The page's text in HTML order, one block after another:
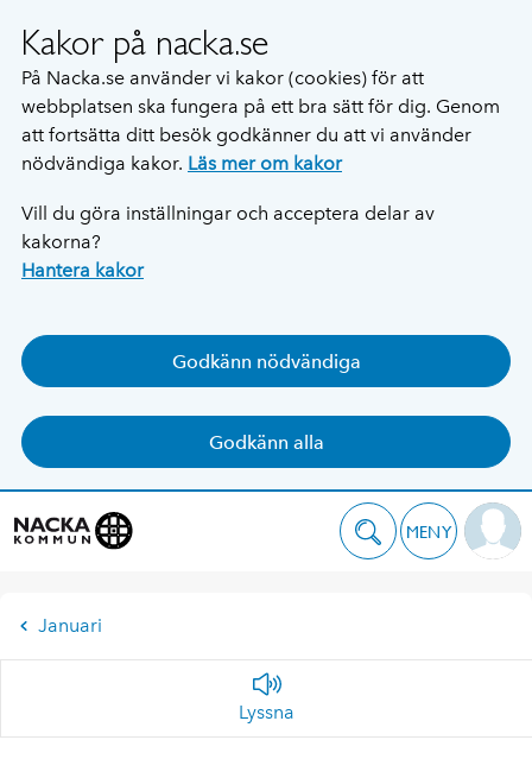
Kakor på nacka.se
På Nacka.se använder vi kakor (cookies) för att
webbplatsen ska fungera på ett bra sätt för dig. Genom
att fortsätta ditt besök godkänner du att vi använder
nödvändiga kakor. Läs mer om kakor
Vill du göra inställningar och acceptera delar av
kakorna?
Hantera kakor
Godkänn nödvändiga
Godkänn alla
MENY
Januari
Lyssna